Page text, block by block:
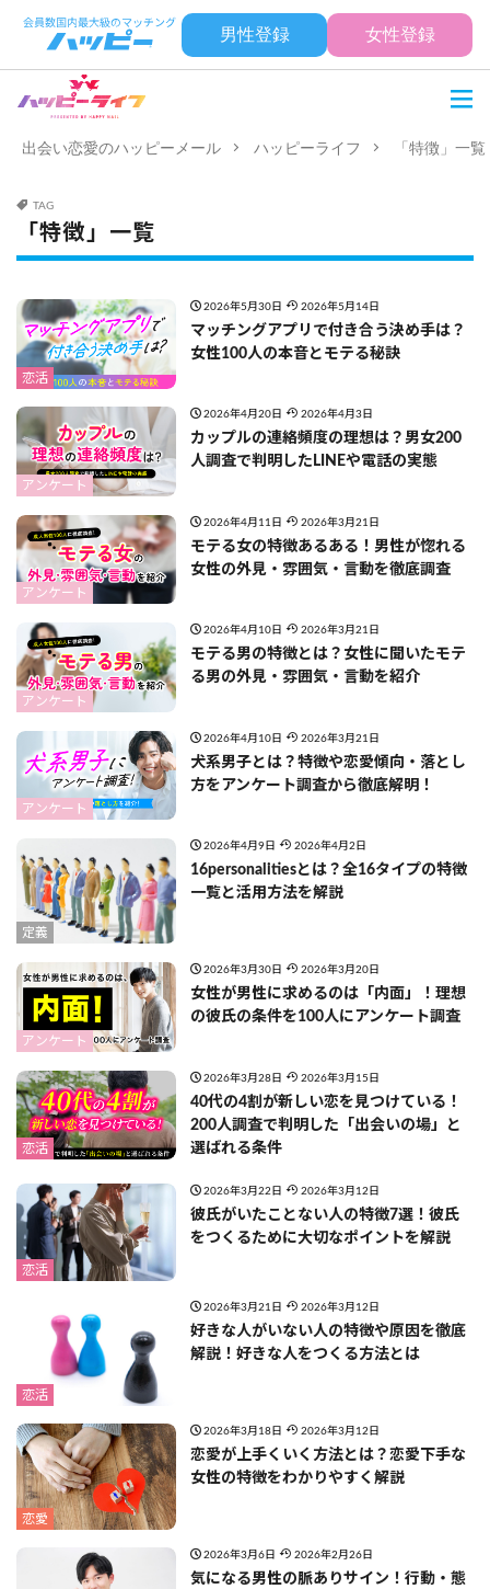
男性登録 女性登録
出会い恋愛のハッピーメール ハッピーライフ 「特徴」一覧
TAG
「特徴」一覧
恋活
2026年5月30日 2026年5月14日
マッチングアプリで付き合う決め手は？
女性100人の本音とモテる秘訣
アンケート
2026年4月20日 2026年4月3日
カップルの連絡頻度の理想は？男女200
人調査で判明したLINEや電話の実態
アンケート
2026年4月11日 2026年3月21日
モテる女の特徴あるある！男性が惚れる
女性の外見・雰囲気・言動を徹底調査
アンケート
2026年4月10日 2026年3月21日
モテる男の特徴とは？女性に聞いたモテ
る男の外見・雰囲気・言動を紹介
アンケート
2026年4月10日 2026年3月21日
犬系男子とは？特徴や恋愛傾向・落とし
方をアンケート調査から徹底解明！
定義
2026年4月9日 2026年4月2日
16personalitiesとは？全16タイプの特徴
一覧と活用方法を解説
アンケート
2026年3月30日 2026年3月20日
女性が男性に求めるのは「内面」！理想
の彼氏の条件を100人にアンケート調査
恋活
2026年3月28日 2026年3月15日
40代の4割が新しい恋を見つけている！
200人調査で判明した「出会いの場」と
選ばれる条件
恋活
2026年3月22日 2026年3月12日
彼氏がいたことない人の特徴7選！彼氏
をつくるために大切なポイントを解説
恋活
2026年3月21日 2026年3月12日
好きな人がいない人の特徴や原因を徹底
解説！好きな人をつくる方法とは
恋愛
2026年3月18日 2026年3月12日
恋愛が上手くいく方法とは？恋愛下手な
女性の特徴をわかりやすく解説
2026年3月6日 2026年2月26日
気になる男性の脈ありサイン！行動・態